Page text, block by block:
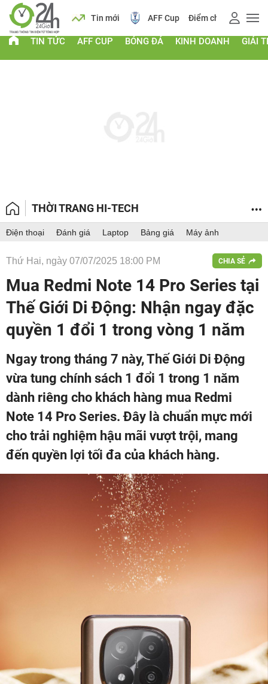
Lịch Tin mới AFF Cup Điểm chuẩn 2026
TIN TỨC AFF CUP BÓNG ĐÁ KINH DOANH GIẢI
THỜI TRANG HI-TECH
Điện thoại Đánh giá Laptop Bảng giá Máy ảnh
Thứ Hai, ngày 07/07/2025 18:00 PM CHIA SẺ
Mua Redmi Note 14 Pro Series tại
Thế Giới Di Động: Nhận ngay đặc
quyền 1 đổi 1 trong vòng 1 năm
Ngay trong tháng 7 này, Thế Giới Di Động
vừa tung chính sách 1 đổi 1 trong 1 năm
dành riêng cho khách hàng mua Redmi
Note 14 Pro Series. Đây là chuẩn mực mới
cho trải nghiệm hậu mãi vượt trội, mang
đến quyền lợi tối đa của khách hàng.